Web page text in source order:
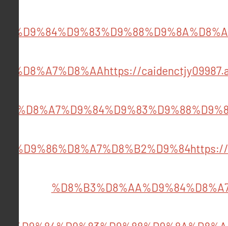
https://
https://